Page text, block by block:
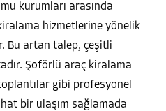
kurumları arasında
hizmetlerine yönelik
Bu artan talep, çeşitli
Şoförlü araç kiralama
gibi profesyonel
bir ulaşım sağlamada